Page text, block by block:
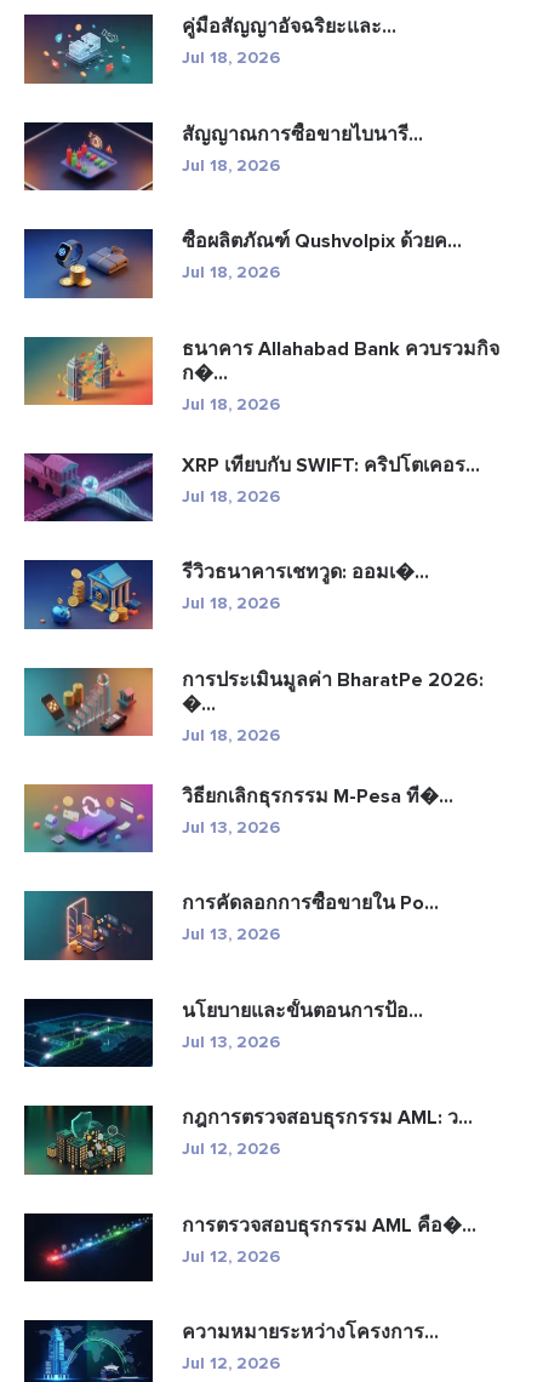
คู่มือสัญญาอัจฉริยะและ...
Jul 18, 2026
สัญญาณการซื้อขายไบนารี...
Jul 18, 2026
ซื้อผลิตภัณฑ์ Qushvolpix ด้วยค...
Jul 18, 2026
ธนาคาร Allahabad Bank ควบรวมกิจ
ก�...
Jul 18, 2026
XRP เทียบกับ SWIFT: คริปโตเคอร...
Jul 18, 2026
รีวิวธนาคารเชทวูด: ออมเ�...
Jul 18, 2026
การประเมินมูลค่า BharatPe 2026:
�...
Jul 18, 2026
วิธียกเลิกธุรกรรม M-Pesa ที�...
Jul 13, 2026
การคัดลอกการซื้อขายใน Po...
Jul 13, 2026
นโยบายและขั้นตอนการป้อ...
Jul 13, 2026
กฎการตรวจสอบธุรกรรม AML: ว...
Jul 12, 2026
การตรวจสอบธุรกรรม AML คือ�...
Jul 12, 2026
ความหมายระหว่างโครงการ...
Jul 12, 2026